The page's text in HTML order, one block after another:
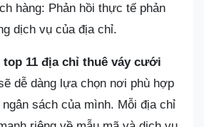
hàng: Phản hồi thực tế phản
dịch vụ của địa chỉ.
top 11 địa chỉ thuê váy cưới
dễ dàng lựa chọn nơi phù hợp
sách của mình. Mỗi địa chỉ